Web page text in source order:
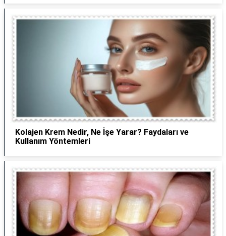
Kolajen Krem Nedir, Ne İşe Yarar? Faydaları ve
Kullanım Yöntemleri